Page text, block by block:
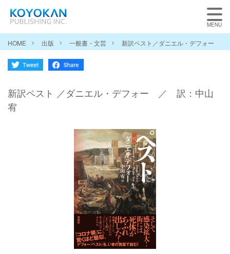
HOME 出版 一般書・文芸 新訳ペスト／ダニエル・デフォー
新訳ペスト ／ダニエル・デフォー ／ 訳：中山
宥